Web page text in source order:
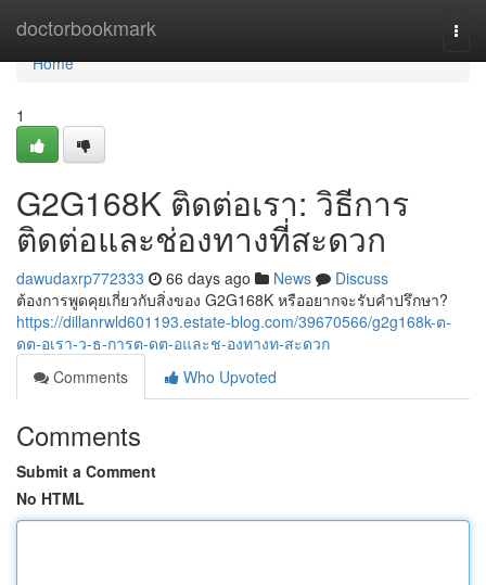
doctorbookmark
Home
Home
1
G2G168K ติดต่อเรา: วิธีการ
ติดต่อและช่องทางที่สะดวก
dawudaxrp772333 66 days ago News
Discuss
ต้องการพูดคุยเกี่ยวกับสิ่งของ G2G168K หรืออยากจะรับคำปรึกษา?
https://dillanrwld601193.estate-blog.com/39670566/g2g168k-ต-
ดต-อเรา-ว-ธ-การต-ดต-อและช-องทางท-สะดวก
Comments
Who Upvoted
Comments
Submit a Comment
No HTML